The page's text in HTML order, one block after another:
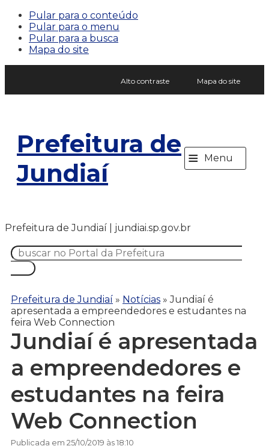
Pular para o conteúdo
Pular para o menu
Pular para a busca
Mapa do site
Alto contraste Mapa do site
Prefeitura de
Jundiaí
≡ Menu
Prefeitura de Jundiaí | jundiai.sp.gov.br
Prefeitura de Jundiaí » Notícias »Jundiaí é
apresentada a empreendedores e estudantes na
feira Web Connection
Jundiaí é apresentada
a empreendedores e
estudantes na feira
Web Connection
Publicada em 25/10/2019 às 18:10